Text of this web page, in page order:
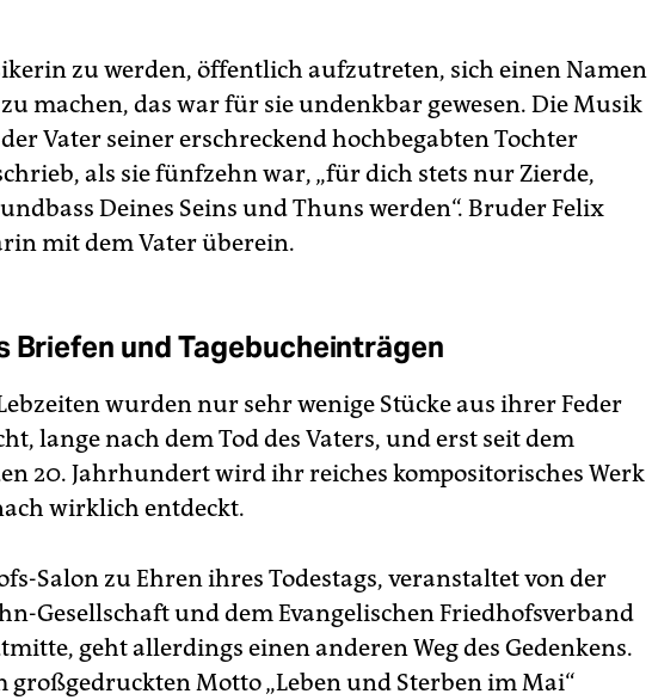
zu werden, öffentlich aufzutreten, sich einen Namen
machen, das war für sie undenkbar gewesen. Die Musik
Vater seiner erschreckend hochbegabten Tochter
als sie fünfzehn war, „für dich stets nur Zierde,
Deines Seins und Thuns werden“. Bruder Felix
mit dem Vater überein.
Briefen und Tage­bucheinträgen
wurden nur sehr wenige Stücke aus ihrer Feder
lange nach dem Tod des Vaters, und erst seit dem
20. Jahrhundert wird ihr reiches kompositorisches Werk
wirklich entdeckt.
Salon zu Ehren ihres Todestags, veranstaltet von der
Gesellschaft und dem Evangelischen Friedhofsverband
geht allerdings einen anderen Weg des Gedenkens.
großgedruckten Motto „Leben und Sterben im Mai“